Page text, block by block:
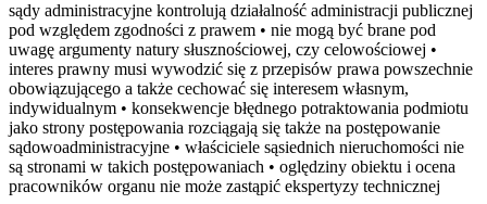
sądy administracyjne kontrolują działalność administracji publicznej
pod względem zgodności z prawem • nie mogą być brane pod
uwagę argumenty natury słusznościowej, czy celowościowej •
interes prawny musi wywodzić się z przepisów prawa powszechnie
obowiązującego a także cechować się interesem własnym,
indywidualnym • konsekwencje błędnego potraktowania podmiotu
jako strony postępowania rozciągają się także na postępowanie
sądowoadministracyjne • właściciele sąsiednich nieruchomości nie
są stronami w takich postępowaniach • oględziny obiektu i ocena
pracowników organu nie może zastąpić ekspertyzy technicznej